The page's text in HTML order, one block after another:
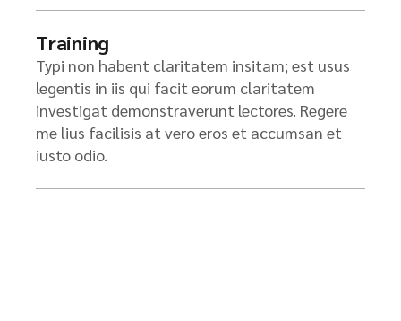
Training
Typi non habent claritatem insitam; est usus
legentis in iis qui facit eorum claritatem
investigat demonstraverunt lectores. Regere
me lius facilisis at vero eros et accumsan et
iusto odio.